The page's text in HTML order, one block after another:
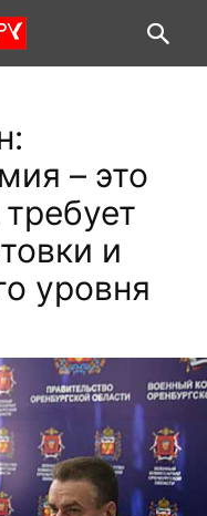
– это
и
уровня